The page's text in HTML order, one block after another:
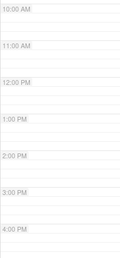
10:00 AM
11:00 AM
12:00 PM
1:00 PM
2:00 PM
3:00 PM
4:00 PM